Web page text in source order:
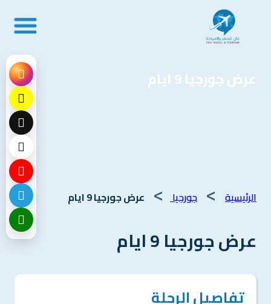
عرض جورجيا 9 ايام
الرئيسية > جورجيا > عرض جورجيا 9 ايام
عرض جورجيا 9 ايام
تفاصيل الرحلة